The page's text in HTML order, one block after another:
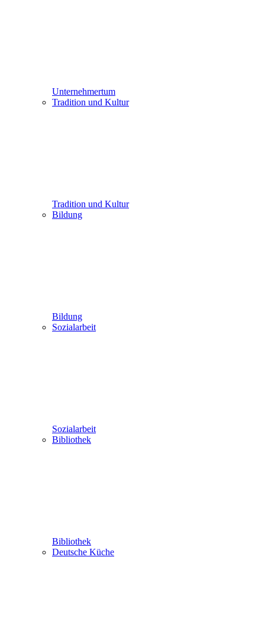
Unternehmertum
Tradition und Kultur
Tradition und Kultur
Bildung
Bildung
Sozialarbeit
Sozialarbeit
Bibliothek
Bibliothek
Deutsche Küche